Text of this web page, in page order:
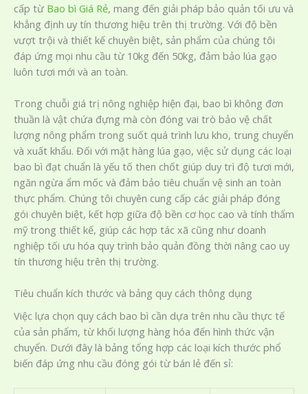
cấp từ Bao bì Giá Rẻ, mang đến giải pháp bảo quản tối ưu và
khẳng định uy tín thương hiệu trên thị trường. Với độ bền
vượt trội và thiết kế chuyên biệt, sản phẩm của chúng tôi
đáp ứng mọi nhu cầu từ 10kg đến 50kg, đảm bảo lúa gạo
luôn tươi mới và an toàn.
Trong chuỗi giá trị nông nghiệp hiện đại, bao bì không đơn
thuần là vật chứa đựng mà còn đóng vai trò bảo vệ chất
lượng nông phẩm trong suốt quá trình lưu kho, trung chuyển
và xuất khẩu. Đối với mặt hàng lúa gạo, việc sử dụng các loại
bao bì đạt chuẩn là yếu tố then chốt giúp duy trì độ tươi mới,
ngăn ngừa ẩm mốc và đảm bảo tiêu chuẩn vệ sinh an toàn
thực phẩm. Chúng tôi chuyên cung cấp các giải pháp đóng
gói chuyên biệt, kết hợp giữa độ bền cơ học cao và tính thẩm
mỹ trong thiết kế, giúp các hợp tác xã cũng như doanh
nghiệp tối ưu hóa quy trình bảo quản đồng thời nâng cao uy
tín thương hiệu trên thị trường.
Tiêu chuẩn kích thước và bảng quy cách thông dụng
Việc lựa chọn quy cách bao bì cần dựa trên nhu cầu thực tế
của sản phẩm, từ khối lượng hàng hóa đến hình thức vận
chuyển. Dưới đây là bảng tổng hợp các loại kích thước phổ
biến đáp ứng nhu cầu đóng gói từ bán lẻ đến sỉ: